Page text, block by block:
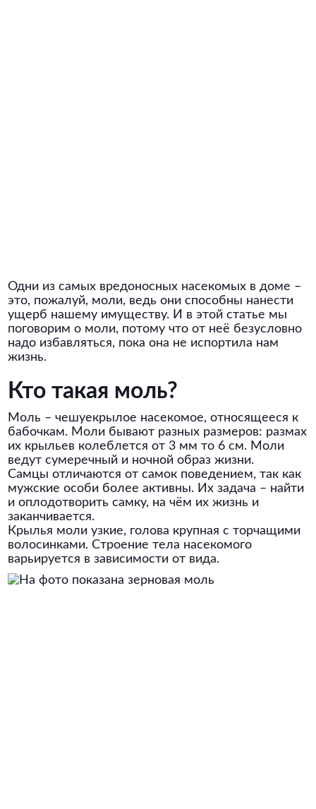
Одни из самых вредоносных насекомых в доме –
это, пожалуй, моли, ведь они способны нанести
ущерб нашему имуществу. И в этой статье мы
поговорим о моли, потому что от неё безусловно
надо избавляться, пока она не испортила нам
жизнь.
Кто такая моль?
Моль – чешуекрылое насекомое, относящееся к
бабочкам. Моли бывают разных размеров: размах
их крыльев колеблется от 3 мм то 6 см. Моли
ведут сумеречный и ночной образ жизни.
Самцы отличаются от самок поведением, так как
мужские особи более активны. Их задача – найти
и оплодотворить самку, на чём их жизнь и
заканчивается.
Крылья моли узкие, голова крупная с торчащими
волосинками. Строение тела насекомого
варьируется в зависимости от вида.